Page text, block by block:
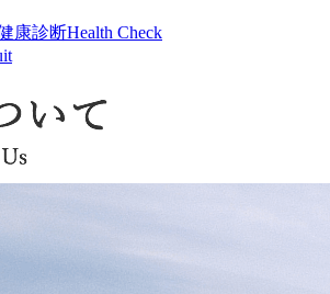
康診断Health Check